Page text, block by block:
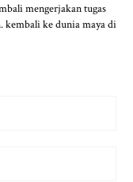
mengerjakan tugas
kembali ke dunia maya di